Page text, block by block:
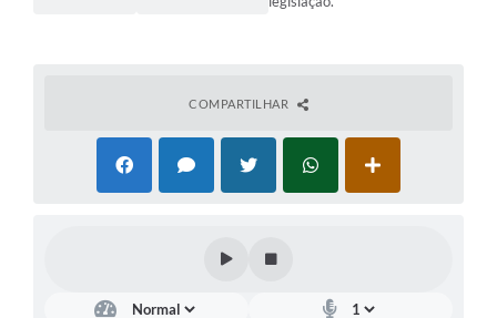
COMPARTILHAR